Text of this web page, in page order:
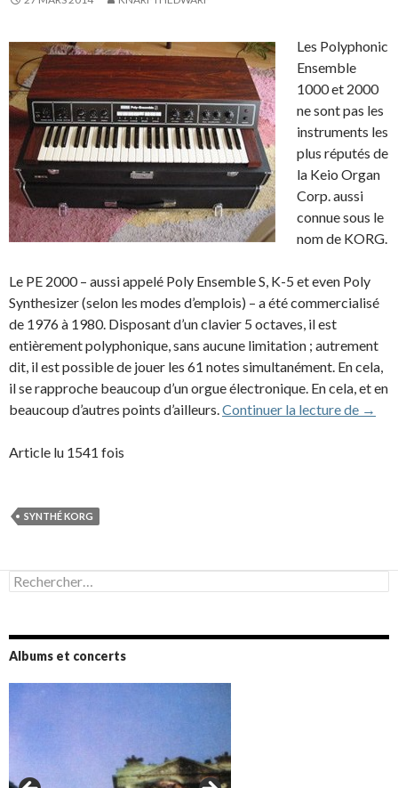
Les Polyphonic
Ensemble
1000 et 2000
ne sont pas les
instruments les
plus réputés de
la Keio Organ
Corp. aussi
connue sous le
nom de KORG.
Le PE 2000 – aussi appelé Poly Ensemble S, K-5 et even Poly
Synthesizer (selon les modes d’emplois) – a été commercialisé
de 1976 à 1980. Disposant d’un clavier 5 octaves, il est
entièrement polyphonique, sans aucune limitation ; autrement
dit, il est possible de jouer les 61 notes simultanément. En cela,
il se rapproche beaucoup d’un orgue électronique. En cela, et en
beaucoup d’autres points d’ailleurs. Continuer la lecture de →
Article lu 1541 fois
SYNTHÉ KORG
Rechercher :
Albums et concerts